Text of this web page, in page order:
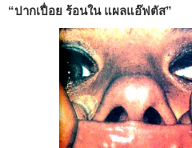
“ปากเปื่อย ร้อนใน แผลแอ๊ฟตัส”